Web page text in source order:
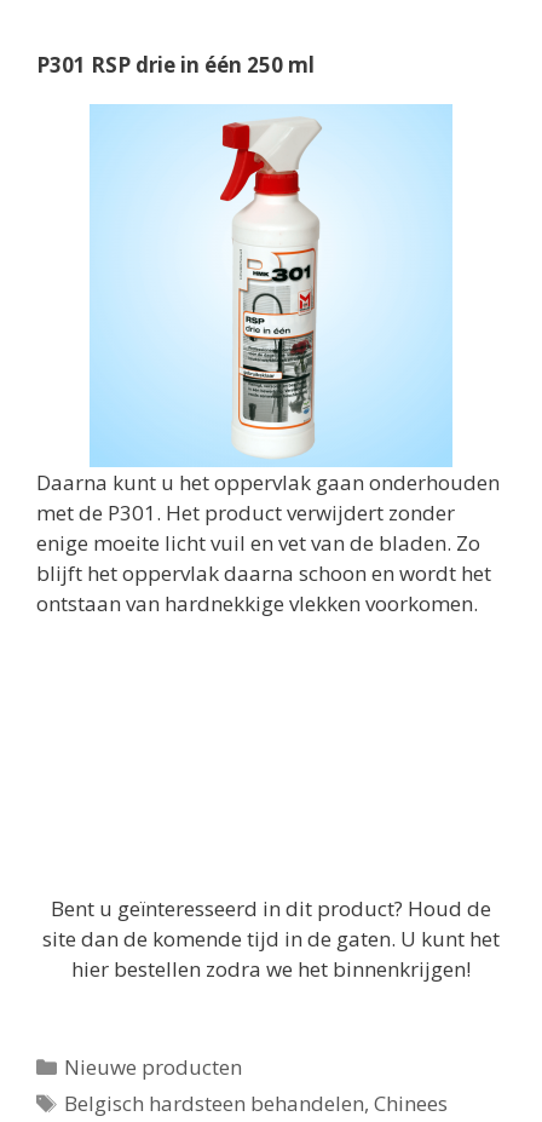
P301 RSP drie in één 250 ml
Daarna kunt u het oppervlak gaan onderhouden
met de P301. Het product verwijdert zonder
enige moeite licht vuil en vet van de bladen. Zo
blijft het oppervlak daarna schoon en wordt het
ontstaan van hardnekkige vlekken voorkomen.
Bent u geïnteresseerd in dit product? Houd de
site dan de komende tijd in de gaten. U kunt het
hier bestellen zodra we het binnenkrijgen!
Categorieën
Nieuwe producten
Tags
Belgisch hardsteen behandelen,Chinees